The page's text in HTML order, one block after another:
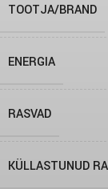
TOOTJA/BRAND
ENERGIA
RASVAD
KÜLLASTUNUD